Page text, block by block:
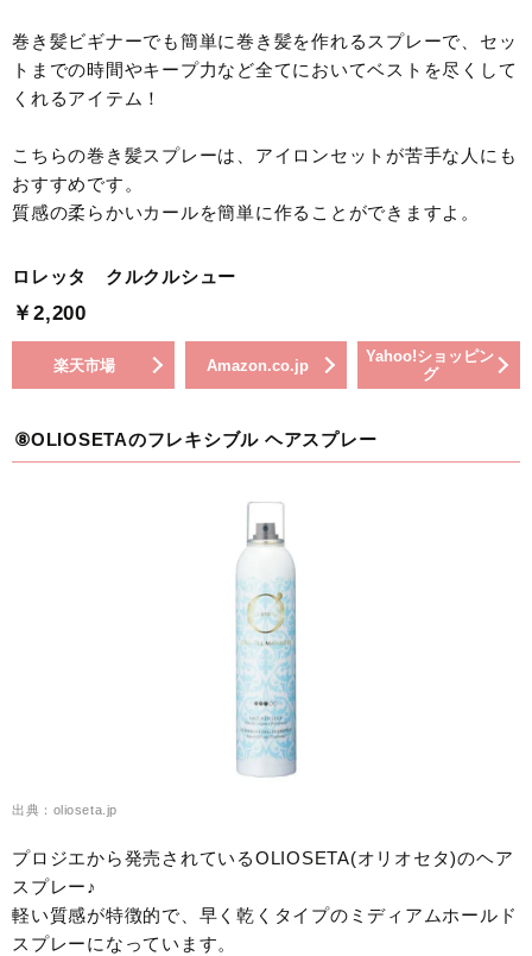
巻き髪ビギナーでも簡単に巻き髪を作れるスプレーで、セッ
トまでの時間やキープ力など全てにおいてベストを尽くして
くれるアイテム！
こちらの巻き髪スプレーは、アイロンセットが苦手な人にも
おすすめです。
質感の柔らかいカールを簡単に作ることができますよ。
ロレッタ クルクルシュー
￥2,200
楽天市場 Amazon.co.jp
Yahoo!ショッピン
グ
⑧OLIOSETAのフレキシブル ヘアスプレー
出典：olioseta.jp
プロジエから発売されているOLIOSETA(オリオセタ)のヘア
スプレー♪
軽い質感が特徴的で、早く乾くタイプのミディアムホールド
スプレーになっています。